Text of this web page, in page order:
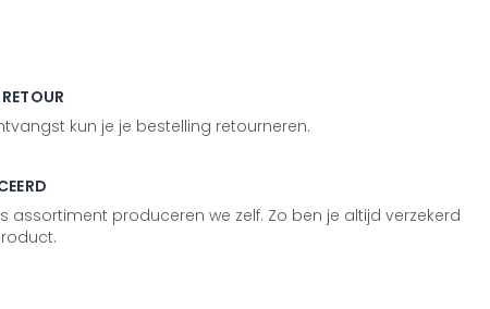
kun je je bestelling retourneren.
assortiment produceren we zelf. Zo ben je altijd verzekerd